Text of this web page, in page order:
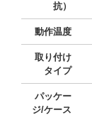
抗）
動作温度
取り付け
タイプ
パッケー
ジ/ケース